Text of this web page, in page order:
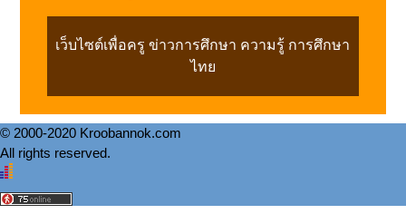
เว็บไซต์เพื่อครู ข่าวการศึกษา ความรู้ การศึกษา
ไทย
© 2000-2020 Kroobannok.com
All rights reserved.